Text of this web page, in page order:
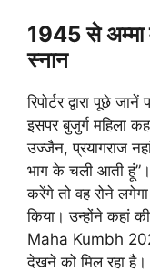
1945 से अम्मा
स्नान
रिपोर्टर द्वारा पूछे
इसपर बुजुर्ग महिला
उज्जैन, प्रयागराज
भाग के चली आती
करेंगे तो वह रोने
किया। उन्होंने कहां
Maha Kumbh
देखने को मिल रहा है।